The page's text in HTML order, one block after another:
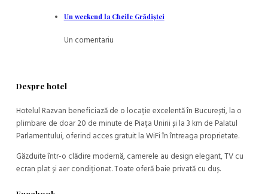
Un weekend la Cheile Grădiştei
Un comentariu
Despre hotel
Hotelul Razvan beneficiază de o locație excelentă în București, la o
plimbare de doar 20 de minute de Piața Unirii și la 3 km de Palatul
Parlamentului, oferind acces gratuit la WiFi în întreaga proprietate.
Găzduite într-o clădire modernă, camerele au design elegant, TV cu
ecran plat și aer condiționat. Toate oferă baie privată cu duș.